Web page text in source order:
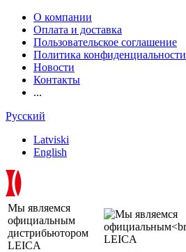
О компании
Оплата и доставка
Пользовательское соглашение
Политика конфиденциальности
Новости
Контакты
...
Русский
Latviski
English
Мы являемся
официальным
дистрибьютором
LEICA